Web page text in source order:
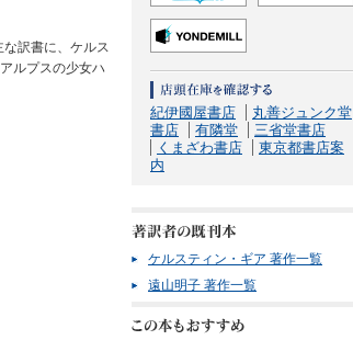
紀伊國屋書店
丸善ジュンク堂
書店
有隣堂
三省堂書店
くまざわ書店
東京都書店案
内
ケルスティン・ギア 著作一覧
遠山明子 著作一覧
訳書に、ケルス
ルプスの少女ハ